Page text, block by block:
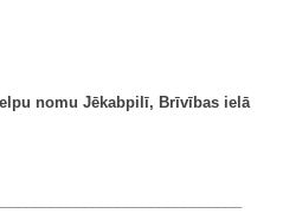
nomu Jēkabpilī, Brīvības ielā